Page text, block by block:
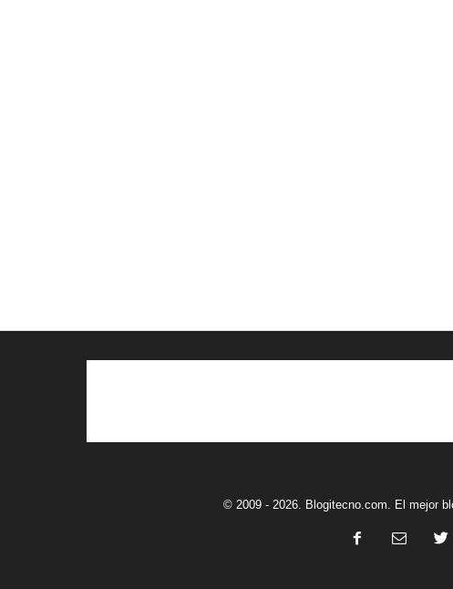
© 2009 - 2026. Blogitecno.com. El mejor